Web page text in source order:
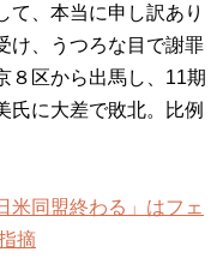
て、本当に申し訳あり
、うつろな目で謝罪
８区から出馬し、11期
氏に大差で敗北。比例
米同盟終わる」はフェ
摘